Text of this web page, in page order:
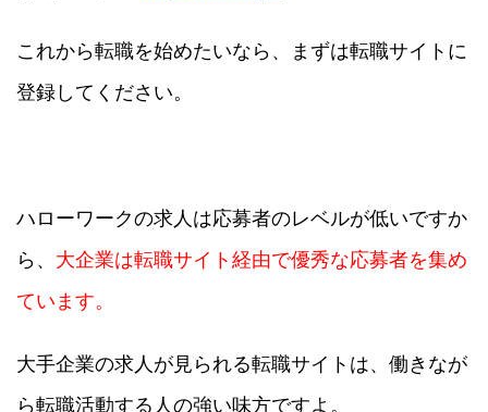
これから転職を始めたいなら、まずは転職サイトに
登録してください。
ハローワークの求人は応募者のレベルが低いですか
ら、 大企業は転職サイト経由で優秀な応募者を集め
ています。
大手企業の求人が見られる転職サイトは、働きなが
ら転職活動する人の強い味方ですよ。